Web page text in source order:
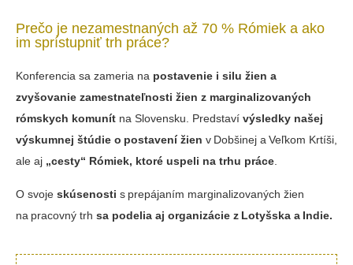
Prečo je nezamestnaných až 70 % Rómiek a ako
im sprístupniť trh práce?
Konferencia sa zameria na postavenie i silu žien a
zvyšovanie zamestnateľnosti žien z marginalizovaných
rómskych komunít na Slovensku. Predstaví výsledky našej
výskumnej štúdie o postavení žien v Dobšinej a Veľkom Krtíši,
ale aj „cesty“ Rómiek, ktoré uspeli na trhu práce
O svoje skúsenosti s prepájaním marginalizovaných žien
na pracovný trh sa podelia aj organizácie z Lotyšska a Indie.